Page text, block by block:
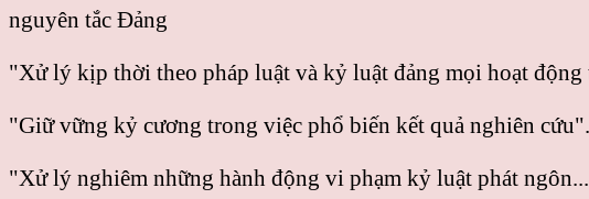
nguyên tắc Ðảng
"Xử lý kịp thời theo pháp luật và kỷ luật đảng mọi hoạt động
"Giữ vững kỷ cương trong việc phổ biến kết quả nghiên cứu".
"Xử lý nghiêm những hành động vi phạm kỷ luật phát